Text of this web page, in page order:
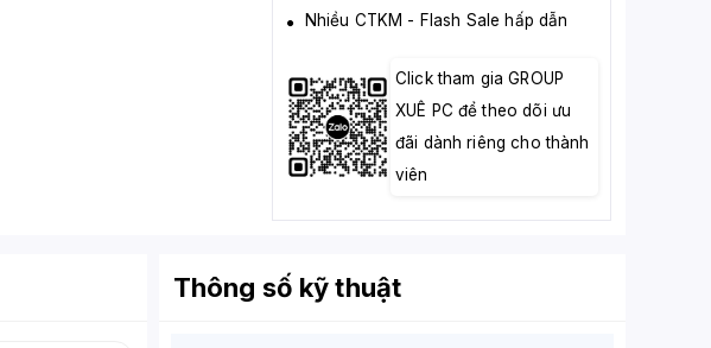
Nhiều CTKM - Flash Sale hấp dẫn
Click tham gia GROUP
XUÊ PC để theo dõi ưu
đãi dành riêng cho thành
viên
Thông số kỹ thuật